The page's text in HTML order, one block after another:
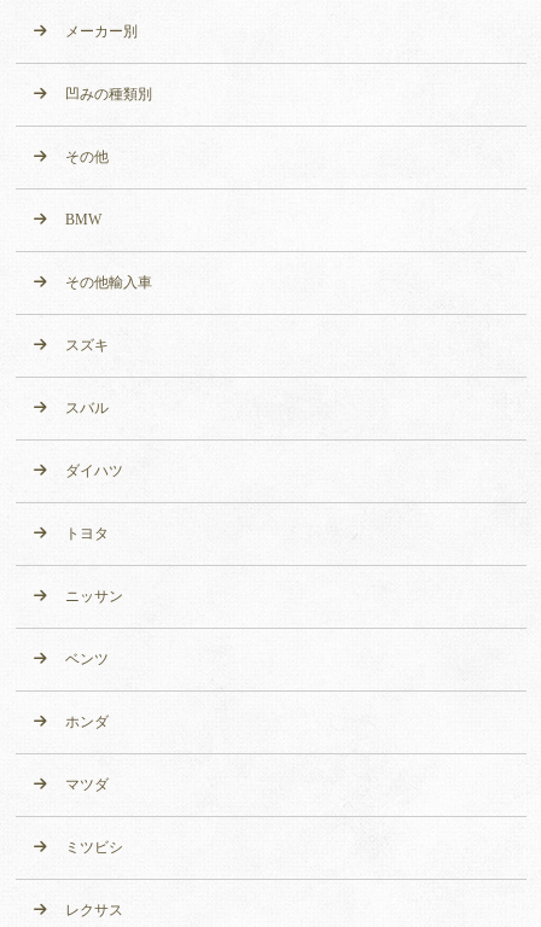
メーカー別
凹みの種類別
その他
BMW
その他輸入車
スズキ
スバル
ダイハツ
トヨタ
ニッサン
ベンツ
ホンダ
マツダ
ミツビシ
レクサス